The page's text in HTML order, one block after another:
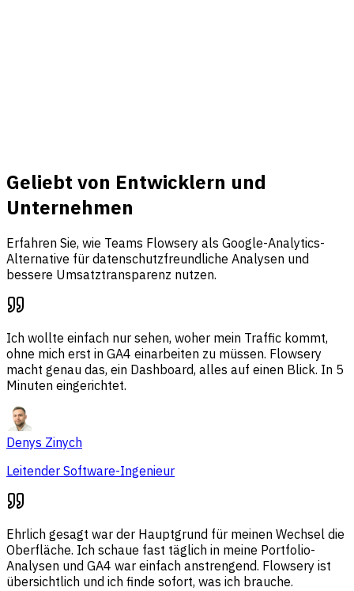
Geliebt von Entwicklern und
Unternehmen
Erfahren Sie, wie Teams Flowsery als Google-Analytics-
Alternative für datenschutzfreundliche Analysen und
bessere Umsatztransparenz nutzen.
Ich wollte einfach nur sehen, woher mein Traffic kommt,
ohne mich erst in GA4 einarbeiten zu müssen. Flowsery
macht genau das, ein Dashboard, alles auf einen Blick. In 5
Minuten eingerichtet.
Denys Zinych
Leitender Software-Ingenieur
Ehrlich gesagt war der Hauptgrund für meinen Wechsel die
Oberfläche. Ich schaue fast täglich in meine Portfolio-
Analysen und GA4 war einfach anstrengend. Flowsery ist
übersichtlich und ich finde sofort, was ich brauche.